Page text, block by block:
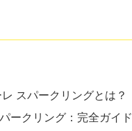
スパークリングとは？
ークリング：完全ガイド